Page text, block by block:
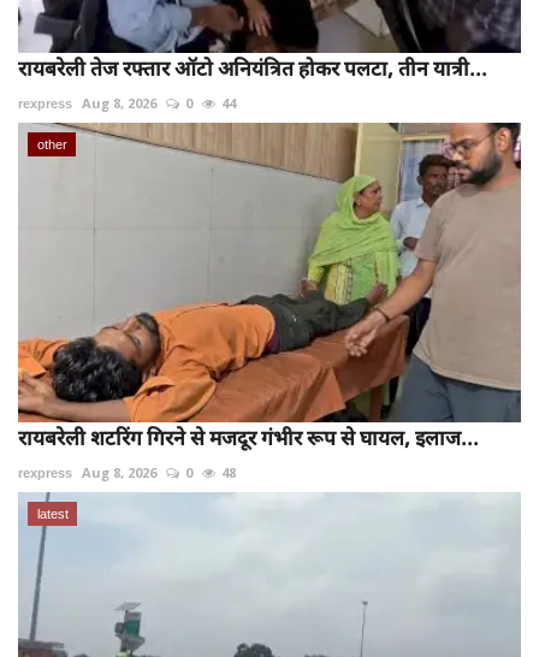
रायबरेली तेज रफ्तार ऑटो अनियंत्रित होकर पलटा, तीन यात्री...
rexpress Aug 8, 2026 0 44
other
रायबरेली शटरिंग गिरने से मजदूर गंभीर रूप से घायल, इलाज...
rexpress Aug 8, 2026 0 48
latest